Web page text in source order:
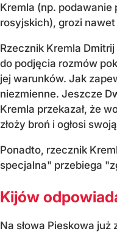
Kremla (np. podawanie
rosyjskich), grozi
Rzecznik Kremla Dmitrij
do podjęcia rozmów
jej warunków. Jak
niezmienne. Jeszcze
Kremla przekazał, że
złoży broń i ogłosi
Ponadto, rzecznik
specjalna" przebiega
Kijów
Na słowa Pieskowa już